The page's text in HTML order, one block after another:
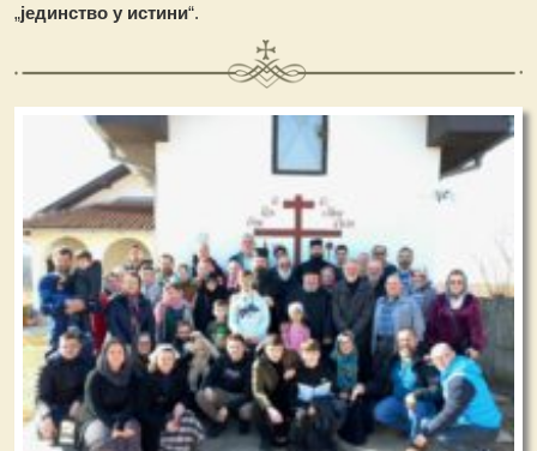
„јединство у истини“.